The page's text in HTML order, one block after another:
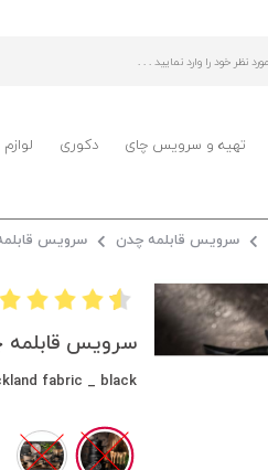
تهیه و سرویس چای دکوری
سرویس قابلمه چدن سرویس قابلمه چدن 14
سرویس قابلمه چدن 14 پارچه
fabric _ black